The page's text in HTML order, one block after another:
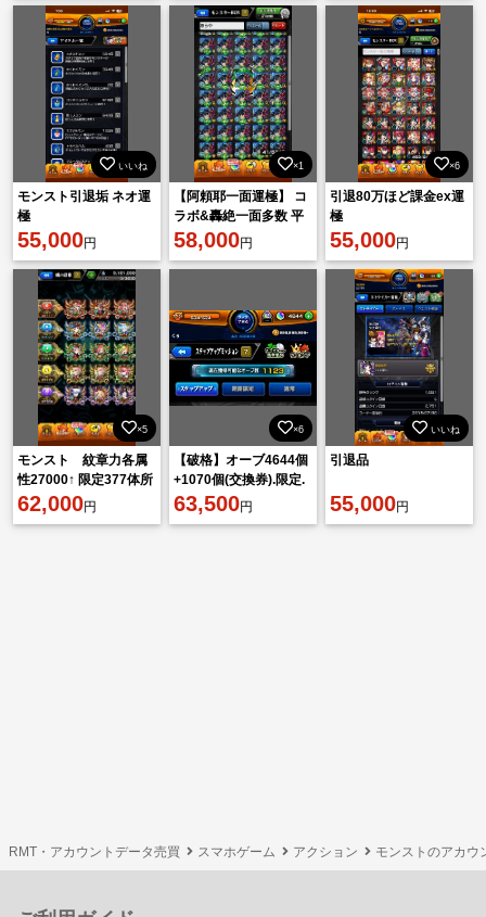
いいね
モンスト引退垢 ネオ運
極
55,000円
×1
【阿頼耶一面運極】 コ
ラボ&轟絶一面多数 平
均紋章約29000⤴︎︎︎ 破壊の
星墓初回制覇
58,000円
×6
引退80万ほど課金ex運
極
55,000円
×5
モンスト 紋章力各属
性27000↑ 限定377体所
持 リリース初期垢
62,000円
×6
【破格】オーブ4644個
+1070個(交換券).限定.
適正多数.紋章1万5千超.
実厳選済み多数
63,500円
いいね
引退品
55,000円
RMT・アカウントデータ売買 スマホゲーム アクション モンストのアカウ